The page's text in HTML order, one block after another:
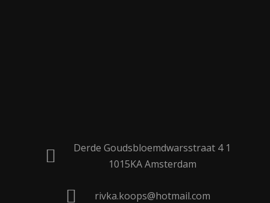
Derde Goudsbloemdwarsstraat 4 1
1015KA Amsterdam
rivka.koops@hotmail.com